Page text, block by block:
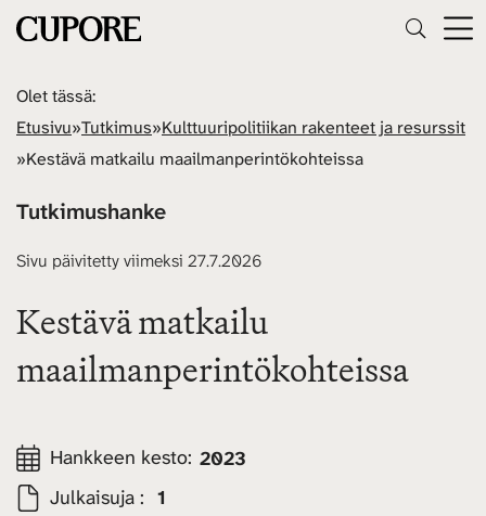
Olet tässä:
Etusivu»Tutkimus»Kulttuuripolitiikan rakenteet ja resurssit
»Kestävä matkailu maailmanperintökohteissa
Tutkimushanke
Sivu päivitetty viimeksi 27.7.2026
Kestävä matkailu
maailmanperintökohteissa
Hankkeen kesto: 2023
Julkaisuja : 1